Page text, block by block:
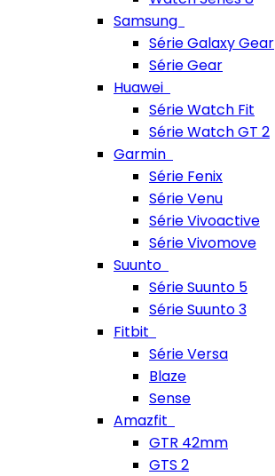
Samsung
Série Galaxy Gear
Série Gear
Huawei
Série Watch Fit
Série Watch GT 2
Garmin
Série Fenix
Série Venu
Série Vivoactive
Série Vivomove
Suunto
Série Suunto 5
Série Suunto 3
Fitbit
Série Versa
Blaze
Sense
Amazfit
GTR 42mm
GTS 2